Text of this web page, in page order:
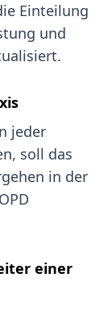
Einteilung
und
jeder
soll das
in der
einer